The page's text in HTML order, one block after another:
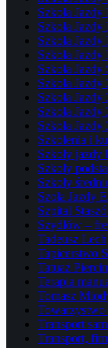
Szkoła
Szkoła
Szkoła
Szkoła
Szkoła
Szkoła
Szkoła
Szkoła
Szkoła Jazdy
Szkolenia i
Szkoły jazdy
Szkoły
Szkoły
Szoła Jazdy
Szpital
Szydłów –
Tadeusz
Tapicerstwo
Tatuaż
Terapia
Tomasz
Transport
Transport,